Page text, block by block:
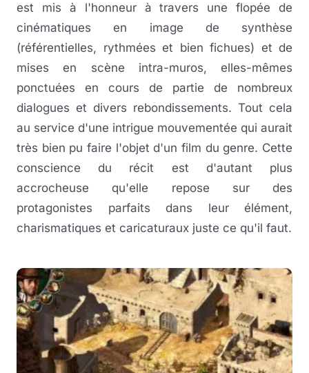
est mis à l'honneur à travers une flopée de
cinématiques en image de synthèse
(référentielles, rythmées et bien fichues) et de
mises en scène intra-muros, elles-mêmes
ponctuées en cours de partie de nombreux
dialogues et divers rebondissements. Tout cela
au service d'une intrigue mouvementée qui aurait
très bien pu faire l'objet d'un film du genre. Cette
conscience du récit est d'autant plus
accrocheuse qu'elle repose sur des
protagonistes parfaits dans leur élément,
charismatiques et caricaturaux juste ce qu'il faut.